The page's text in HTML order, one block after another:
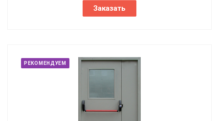
Заказать
РЕКОМЕНДУЕМ